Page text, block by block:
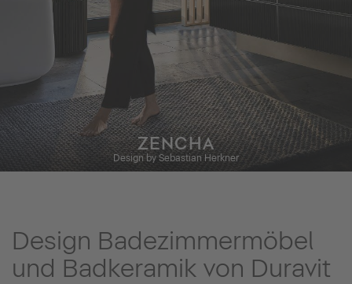
ZENCHA
Design by Sebastian Herkner
Design Badezimmermöbel
und Badkeramik von Duravit